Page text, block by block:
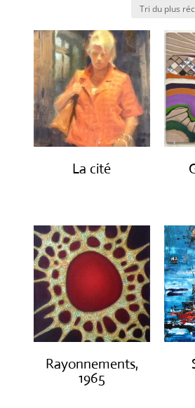
La cité
Rayonnements,
1965